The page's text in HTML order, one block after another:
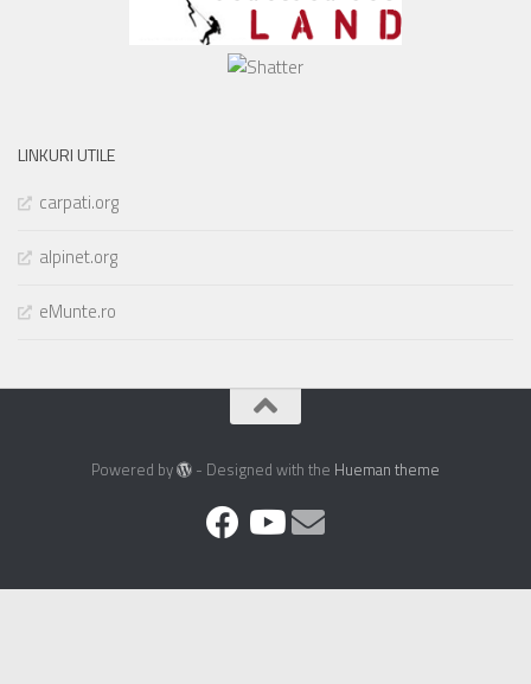
LINKURI UTILE
carpati.org
alpinet.org
eMunte.ro
Powered by - Designed with the Hueman theme